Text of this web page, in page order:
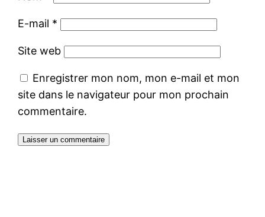
E-mail *
Site web
Enregistrer mon nom, mon e-mail et mon
site dans le navigateur pour mon prochain
commentaire.